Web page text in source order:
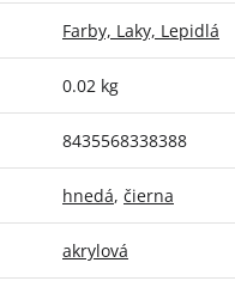
Farby, Laky, Lepidlá
0.02 kg
8435568338388
hnedá, čierna
akrylová